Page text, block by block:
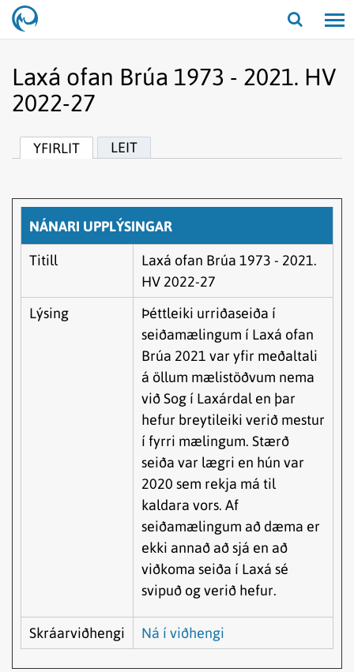
Opna/
Laxá ofan Brúa 1973 - 2021. HV
2022-27
YFIRLIT LEIT
NÁNARI UPPLÝSINGAR
Titill
Laxá ofan Brúa 1973 - 2021.
HV 2022-27
Lýsing
Þéttleiki urriðaseiða í
seiðamælingum í Laxá ofan
Brúa 2021 var yfir meðaltali
á öllum mælistöðvum nema
við Sog í Laxárdal en þar
hefur breytileiki verið mestur
í fyrri mælingum. Stærð
seiða var lægri en hún var
2020 sem rekja má til
kaldara vors. Af
seiðamælingum að dæma er
ekki annað að sjá en að
viðkoma seiða í Laxá sé
svipuð og verið hefur.
Skráarviðhengi Ná í viðhengi